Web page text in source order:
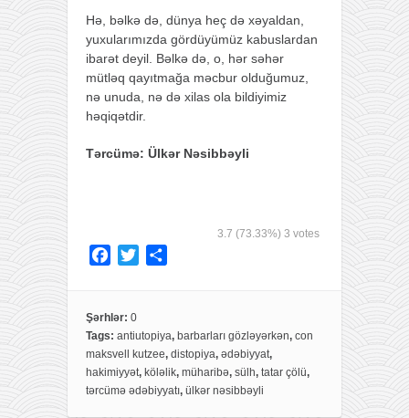
Hə, bəlkə də, dünya heç də xəyaldan,
yuxularımızda gördüyümüz kabuslardan
ibarət deyil. Bəlkə də, o, hər səhər
mütləq qayıtmağa məcbur olduğumuz,
nə unuda, nə də xilas ola bildiyimiz
həqiqətdir.
Tərcümə: Ülkər Nəsibbəyli
3.7 (73.33%) 3 votes
e
b
o
o
t
e
r
e
Şərhlər: 0
Tags: antiutopiya, barbarları gözləyərkən, con
maksvell kutzee, distopiya, ədəbiyyat,
hakimiyyət, köləlik, müharibə, sülh, tatar çölü,
tərcümə ədəbiyyatı, ülkər nəsibbəyli